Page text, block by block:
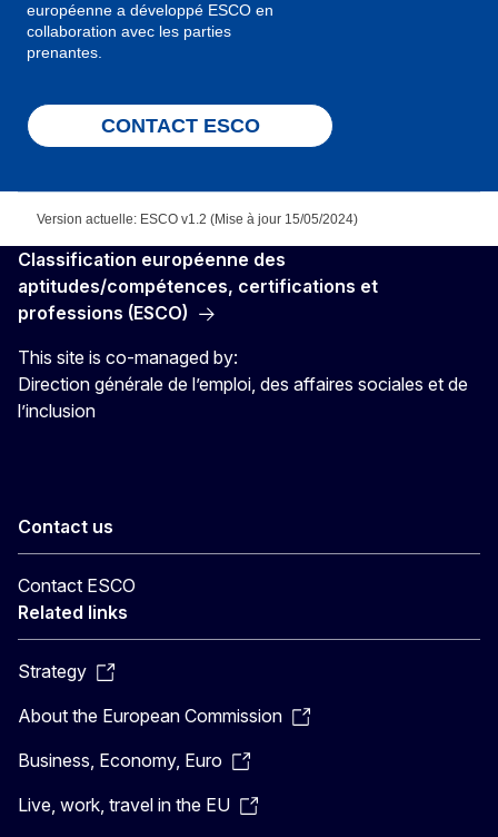
européenne a développé ESCO en
collaboration avec les parties
prenantes.
CONTACT ESCO
Version actuelle: ESCO v1.2 (Mise à jour 15/05/2024)
Classification européenne des
aptitudes/compétences, certifications et
professions (ESCO)
This site is co-managed by:
Direction générale de l’emploi, des affaires sociales et de
l’inclusion
Contact us
Contact ESCO
Related links
Strategy
About the European Commission
Business, Economy, Euro
Live, work, travel in the EU